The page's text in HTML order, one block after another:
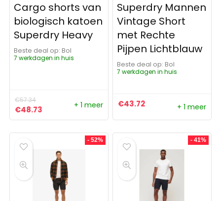
Cargo shorts van
biologisch katoen
Superdry Heavy
Beste deal op:
Bol
7 werkdagen in huis
€57.34
Oorspronkelijke prijs was: €57.34.
€48.73 Huidige prijs is: €48.73.
+ 1 meer
Superdry Mannen
Vintage Short
met Rechte
Pijpen Lichtblauw
Beste deal op:
Bol
7 werkdagen in huis
€43.72 + 1 meer
- 52% - 41%